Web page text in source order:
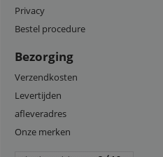
Privacy
Bestel procedure
Bezorging
Verzendkosten
Levertijden
afleveradres
Onze merken